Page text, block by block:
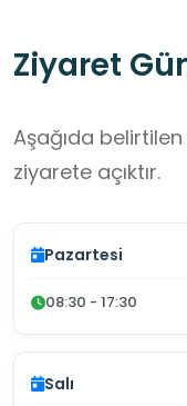
Ziyaret
Aşağıda
ziyarete açıktır.
Pazartesi
08:30 - 17:30
Salı